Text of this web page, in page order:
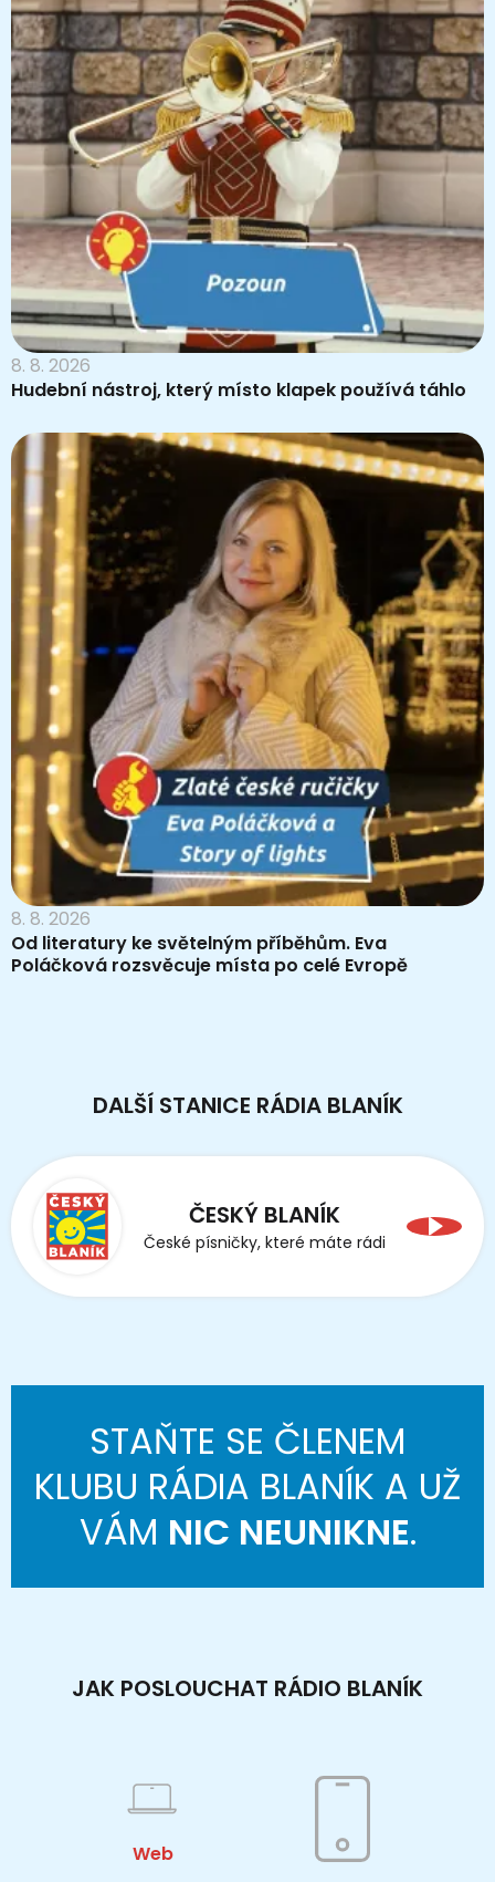
8. 8. 2026
Hudební nástroj, který místo klapek používá táhlo
8. 8. 2026
Od literatury ke světelným příběhům. Eva
Poláčková rozsvěcuje místa po celé Evropě
DALŠÍ STANICE RÁDIA BLANÍK
ČESKÝ BLANÍK
České písničky, které máte rádi
STAŇTE SE ČLENEM
KLUBU RÁDIA BLANÍK A UŽ
VÁM NIC NEUNIKNE.
JAK POSLOUCHAT RÁDIO BLANÍK
Web